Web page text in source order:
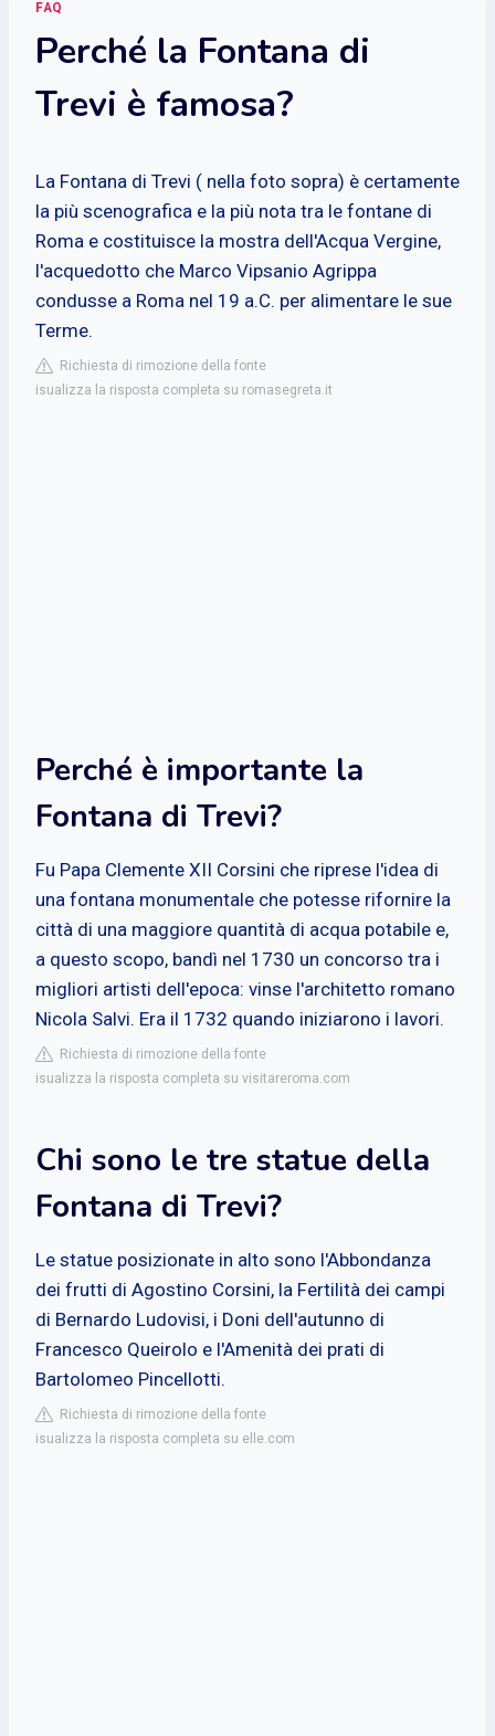
FAQ
Perché la Fontana di
Trevi è famosa?
La Fontana di Trevi ( nella foto sopra) è certamente
la più scenografica e la più nota tra le fontane di
Roma e costituisce la mostra dell'Acqua Vergine,
l'acquedotto che Marco Vipsanio Agrippa
condusse a Roma nel 19 a.C. per alimentare le sue
Terme.
Richiesta di rimozione della fonte
isualizza la risposta completa su romasegreta.it
Perché è importante la
Fontana di Trevi?
Fu Papa Clemente XII Corsini che riprese l'idea di
una fontana monumentale che potesse rifornire la
città di una maggiore quantità di acqua potabile e,
a questo scopo, bandì nel 1730 un concorso tra i
migliori artisti dell'epoca: vinse l'architetto romano
Nicola Salvi. Era il 1732 quando iniziarono i lavori.
Richiesta di rimozione della fonte
isualizza la risposta completa su visitareroma.com
Chi sono le tre statue della
Fontana di Trevi?
Le statue posizionate in alto sono l'Abbondanza
dei frutti di Agostino Corsini, la Fertilità dei campi
di Bernardo Ludovisi, i Doni dell'autunno di
Francesco Queirolo e l'Amenità dei prati di
Bartolomeo Pincellotti.
Richiesta di rimozione della fonte
isualizza la risposta completa su elle.com